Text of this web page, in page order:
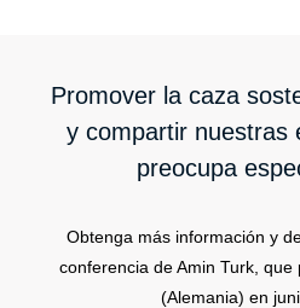
Promover la caza
y compartir nuestras
preocupa
Obtenga más información y
conferencia de Amin Turk,
(Alemania) en